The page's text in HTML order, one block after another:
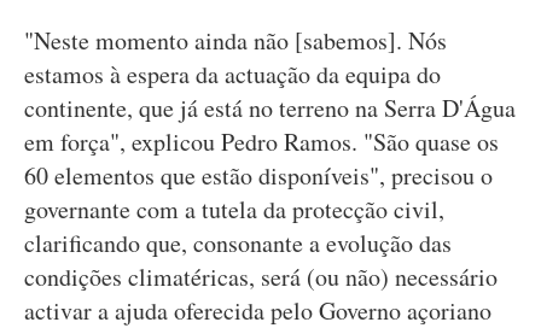
"Neste momento ainda não [sabemos]. Nós
estamos à espera da actuação da equipa do
continente, que já está no terreno na Serra D'Água
em força", explicou Pedro Ramos. "São quase os
60 elementos que estão disponíveis", precisou o
governante com a tutela da protecção civil,
clarificando que, consonante a evolução das
condições climatéricas, será (ou não) necessário
activar a ajuda oferecida pelo Governo açoriano